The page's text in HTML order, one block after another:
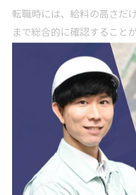
転職時には、給料の高さだ
まで総合的に確認すること
高給は責任の重さと表裏
アプランや希望する働き方
場選びを心掛けましょう。
働く価値とは
高い理由